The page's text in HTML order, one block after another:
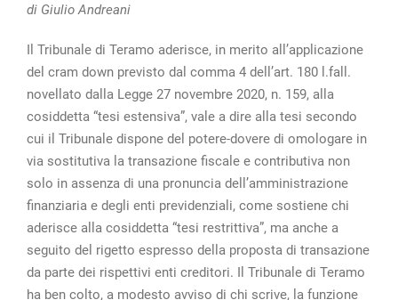
di Giulio Andreani
Il Tribunale di Teramo aderisce, in merito all’applicazione
del cram down previsto dal comma 4 dell’art. 180 l.fall.
novellato dalla Legge 27 novembre 2020, n. 159, alla
cosiddetta “tesi estensiva”, vale a dire alla tesi secondo
cui il Tribunale dispone del potere-dovere di omologare in
via sostitutiva la transazione fiscale e contributiva non
solo in assenza di una pronuncia dell’amministrazione
finanziaria e degli enti previdenziali, come sostiene chi
aderisce alla cosiddetta “tesi restrittiva”, ma anche a
seguito del rigetto espresso della proposta di transazione
da parte dei rispettivi enti creditori. Il Tribunale di Teramo
ha ben colto, a modesto avviso di chi scrive, la funzione